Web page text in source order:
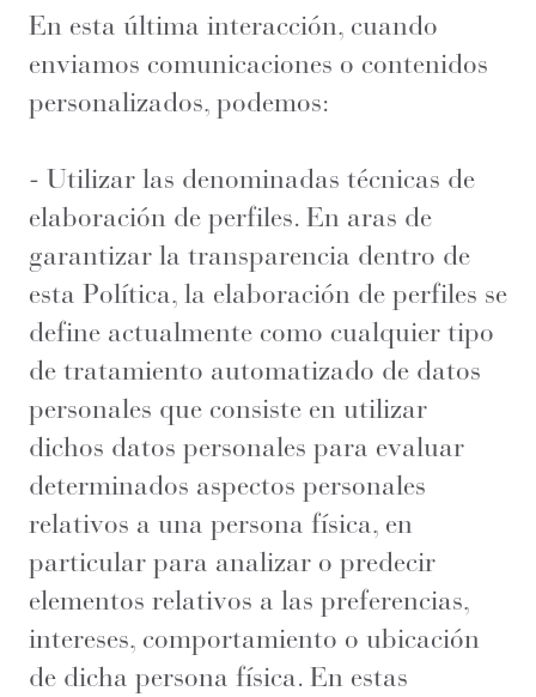
En esta última interacción, cuando
enviamos comunicaciones o contenidos
personalizados, podemos:
- Utilizar las denominadas técnicas de
elaboración de perfiles. En aras de
garantizar la transparencia dentro de
esta Política, la elaboración de perfiles se
define actualmente como cualquier tipo
de tratamiento automatizado de datos
personales que consiste en utilizar
dichos datos personales para evaluar
determinados aspectos personales
relativos a una persona física, en
particular para analizar o predecir
elementos relativos a las preferencias,
intereses, comportamiento o ubicación
de dicha persona física. En estas